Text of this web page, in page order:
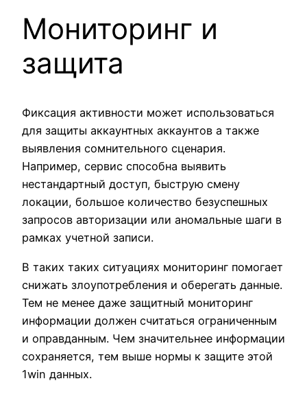
Мониторинг и
защита
Фиксация активности может использоваться
для защиты аккаунтных аккаунтов а также
выявления сомнительного сценария.
Например, сервис способна выявить
нестандартный доступ, быструю смену
локации, большое количество безуспешных
запросов авторизации или аномальные шаги в
рамках учетной записи.
В таких таких ситуациях мониторинг помогает
снижать злоупотребления и оберегать данные.
Тем не менее даже защитный мониторинг
информации должен считаться ограниченным
и оправданным. Чем значительнее информации
сохраняется, тем выше нормы к защите этой
1win данных.